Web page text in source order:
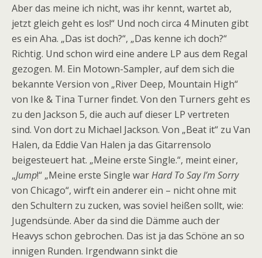
Aber das meine ich nicht, was ihr kennt, wartet ab,
jetzt gleich geht es los!“ Und noch circa 4 Minuten gibt
es ein Aha. „Das ist doch?“, „Das kenne ich doch?“
Richtig. Und schon wird eine andere LP aus dem Regal
gezogen. M. Ein Motown-Sampler, auf dem sich die
bekannte Version von „River Deep, Mountain High“
von Ike & Tina Turner findet. Von den Turners geht es
zu den Jackson 5, die auch auf dieser LP vertreten
sind. Von dort zu Michael Jackson. Von „Beat it“ zu Van
Halen, da Eddie Van Halen ja das Gitarrensolo
beigesteuert hat. „Meine erste Single.“, meint einer,
„Jump!“ „Meine erste Single warHard To Say I’m Sorry
von Chicago“, wirft ein anderer ein – nicht ohne mit
den Schultern zu zucken, was soviel heißen sollt, wie:
Jugendsünde. Aber da sind die Dämme auch der
Heavys schon gebrochen. Das ist ja das Schöne an so
innigen Runden. Irgendwann sinkt die